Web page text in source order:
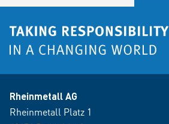
Rheinmetall AG
Rheinmetall Platz 1